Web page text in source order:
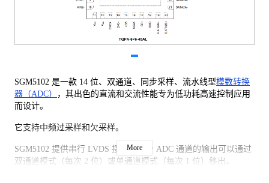
SGM5102 是一款 14 位、双通道、同步采样、流水线型模数转换
器（ADC）
，其出色的直流和交流性能专为低功耗高速控制应用
而设计。
它支持中频过采样和欠采样。
SGM5102 提供串行 LVDS 接口。每个 ADC 通道的输出可以通过
双通道模式（每次 2 位）或单通道模式（每次 1 位）移出。
More